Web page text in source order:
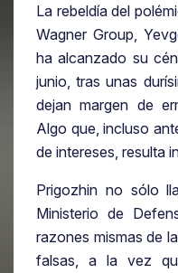
La rebeldía del
Wagner Group,
ha alcanzado su
junio, tras unas
dejan margen de
Algo que, incluso
de intereses, resulta
Prigozhin no sólo
Ministerio de
razones mismas de
falsas, a la vez